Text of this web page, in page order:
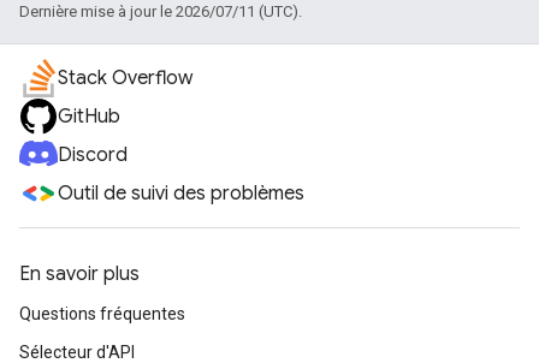
Dernière mise à jour le 2026/07/11 (UTC).
Stack Overflow
GitHub
Discord
Outil de suivi des problèmes
En savoir plus
Questions fréquentes
Sélecteur d'API